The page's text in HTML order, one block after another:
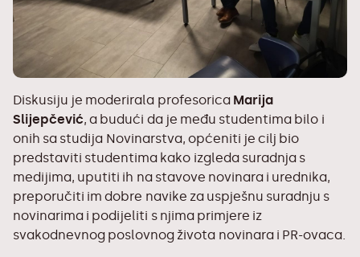
Diskusiju je moderirala profesorica Marija
Slijepčević, a budući da je među studentima bilo i
onih sa studija Novinarstva, općeniti je cilj bio
predstaviti studentima kako izgleda suradnja s
medijima, uputiti ih na stavove novinara i urednika,
preporučiti im dobre navike za uspješnu suradnju s
novinarima i podijeliti s njima primjere iz
svakodnevnog poslovnog života novinara i PR-ovaca.